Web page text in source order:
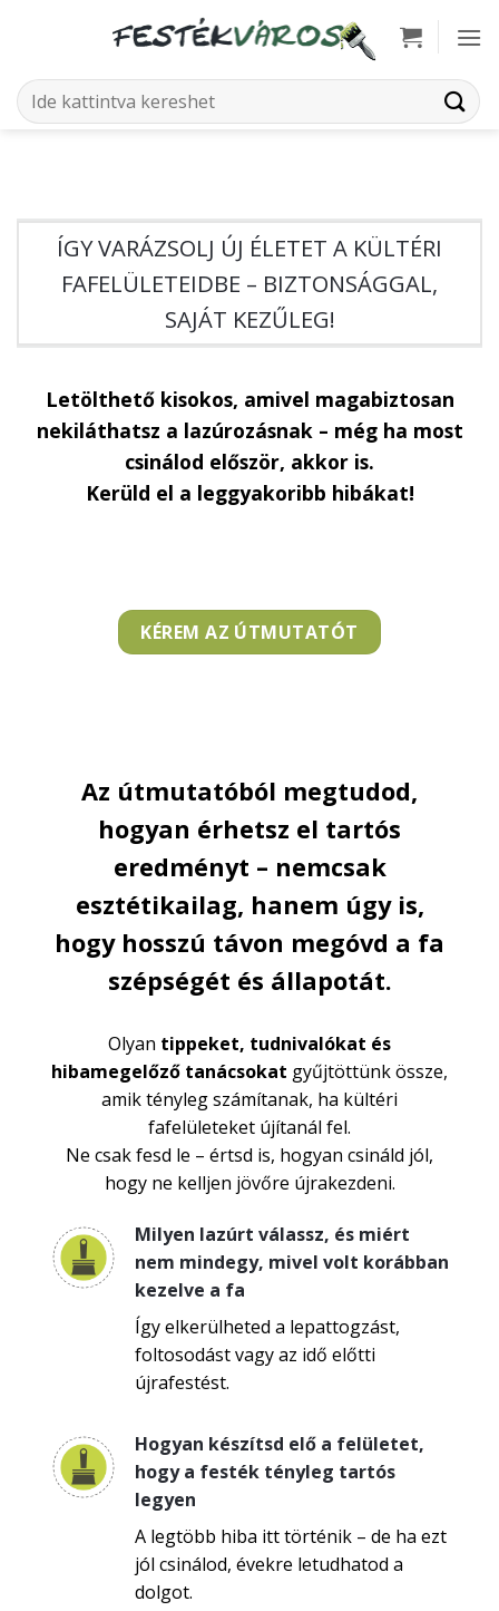
Keresés
a
ÍGY VARÁZSOLJ ÚJ ÉLETET A KÜLTÉRI
FAFELÜLETEIDBE – BIZTONSÁGGAL,
SAJÁT KEZŰLEG!
Letölthető kisokos, amivel magabiztosan
nekiláthatsz a lazúrozásnak – még ha most
csinálod először, akkor is.
Kerüld el a leggyakoribb hibákat!
KÉREM AZ ÚTMUTATÓT
Az útmutatóból megtudod,
hogyan érhetsz el tartós
eredményt – nemcsak
esztétikailag, hanem úgy is,
hogy hosszú távon megóvd a fa
szépségét és állapotát.
Olyan tippeket, tudnivalókat és
hibamegelőző tanácsokat gyűjtöttünk össze,
amik tényleg számítanak, ha kültéri
fafelületeket újítanál fel.
Ne csak fesd le – értsd is, hogyan csináld jól,
hogy ne kelljen jövőre újrakezdeni.
Milyen lazúrt válassz, és miért
nem mindegy, mivel volt korábban
kezelve a fa
Így elkerülheted a lepattogzást,
foltosodást vagy az idő előtti
újrafestést.
Hogyan készítsd elő a felületet,
hogy a festék tényleg tartós
legyen
A legtöbb hiba itt történik – de ha ezt
jól csinálod, évekre letudhatod a
dolgot.